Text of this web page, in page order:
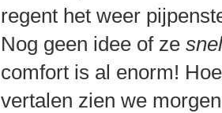
regent het weer
Nog geen idee of ze
comfort is al enorm!
vertalen zien we